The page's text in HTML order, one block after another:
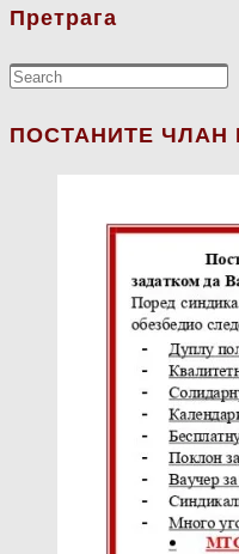
Претрага
ПОСТАНИТЕ ЧЛАН